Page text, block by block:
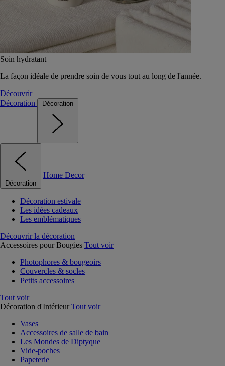
Soin hydratant
La façon idéale de prendre soin de vous tout au long de l'année.
Découvrir
Décoration
Décoration
Décoration
Home Decor
Décoration estivale
Les idées cadeaux
Les emblématiques
Découvrir la décoration
Accessoires pour Bougies Tout voir
Photophores & bougeoirs
Couvercles & socles
Petits accessoires
Tout voir
Décoration d'Intérieur Tout voir
Vases
Accessoires de salle de bain
Les Mondes de Diptyque
Vide-poches
Papeterie